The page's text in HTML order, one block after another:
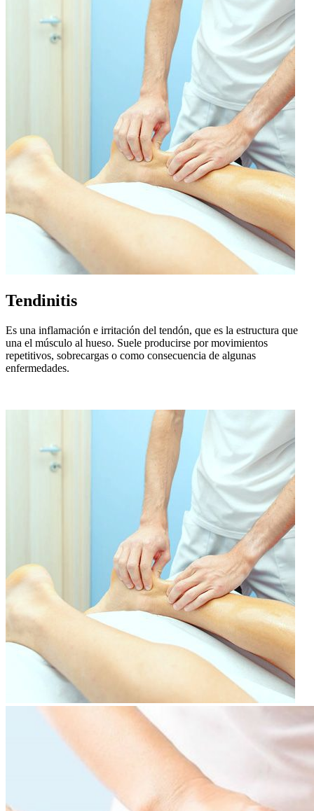
Tendinitis
Es una inflamación e irritación del tendón, que es la estructura que
una el músculo al hueso. Suele producirse por movimientos
repetitivos, sobrecargas o como consecuencia de algunas
enfermedades.